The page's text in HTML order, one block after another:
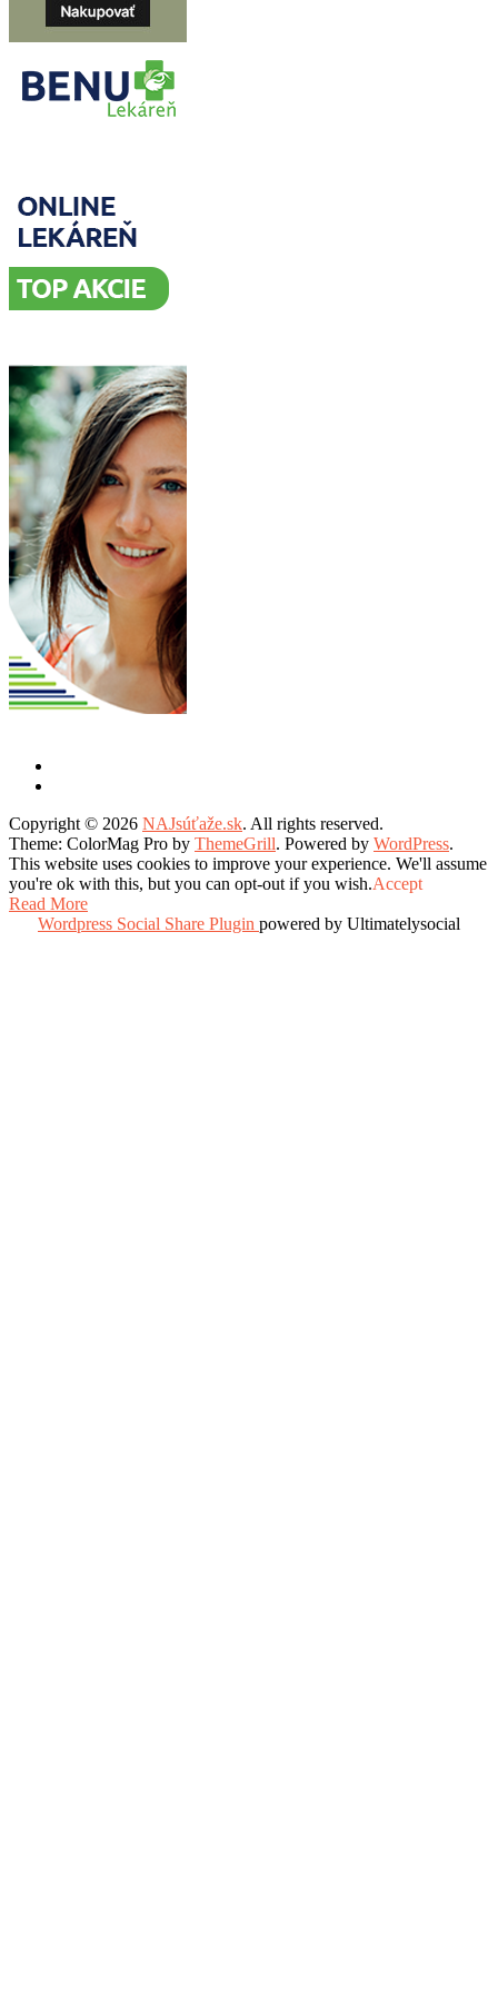
Copyright © 2026 NAJsúťaže.sk. All rights reserved.
Theme: ColorMag Pro by ThemeGrill. Powered by WordPress.
This website uses cookies to improve your experience. We'll assume
you're ok with this, but you can opt-out if you wish.Accept
Read More
Wordpress Social Share Plugin powered by Ultimatelysocial